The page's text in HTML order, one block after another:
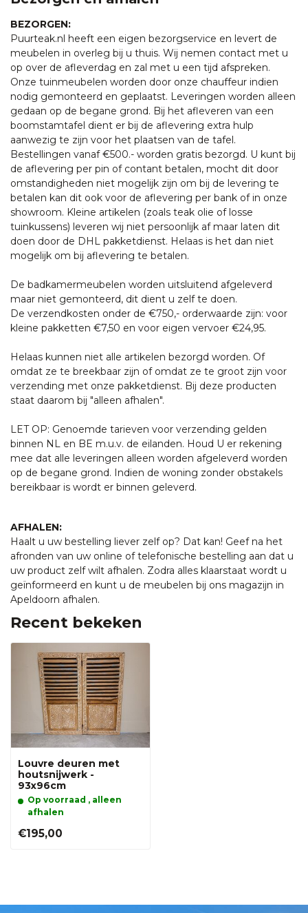
BEZORGEN:
Puurteak.nl heeft een eigen bezorgservice en levert de
meubelen in overleg bij u thuis. Wij nemen contact met u
op over de afleverdag en zal met u een tijd afspreken.
Onze tuinmeubelen worden door onze chauffeur indien
nodig gemonteerd en geplaatst. Leveringen worden alleen
gedaan op de begane grond. Bij het afleveren van een
boomstamtafel dient er bij de aflevering extra hulp
aanwezig te zijn voor het plaatsen van de tafel.
Bestellingen vanaf €500.- worden gratis bezorgd. U kunt bij
de aflevering per pin of contant betalen, mocht dit door
omstandigheden niet mogelijk zijn om bij de levering te
betalen kan dit ook voor de aflevering per bank of in onze
showroom. Kleine artikelen (zoals teak olie of losse
tuinkussens) leveren wij niet persoonlijk af maar laten dit
doen door de DHL pakketdienst. Helaas is het dan niet
mogelijk om bij aflevering te betalen.
De badkamermeubelen worden uitsluitend afgeleverd
maar niet gemonteerd, dit dient u zelf te doen.
De verzendkosten onder de €750,- orderwaarde zijn: voor
kleine pakketten €7,50 en voor eigen vervoer €24,95.
Helaas kunnen niet alle artikelen bezorgd worden. Of
omdat ze te breekbaar zijn of omdat ze te groot zijn voor
verzending met onze pakketdienst. Bij deze producten
staat daarom bij "alleen afhalen".
LET OP: Genoemde tarieven voor verzending gelden
binnen NL en BE m.u.v. de eilanden. Houd U er rekening
mee dat alle leveringen alleen worden afgeleverd worden
op de begane grond. Indien de woning zonder obstakels
bereikbaar is wordt er binnen geleverd.
AFHALEN:
Haalt u uw bestelling liever zelf op? Dat kan! Geef na het
afronden van uw online of telefonische bestelling aan dat u
uw product zelf wilt afhalen. Zodra alles klaarstaat wordt u
geïnformeerd en kunt u de meubelen bij ons magazijn in
Apeldoorn afhalen.
Recent bekeken
Louvre deuren met
houtsnijwerk -
93x96cm
Op voorraad , alleen
afhalen
€195,00